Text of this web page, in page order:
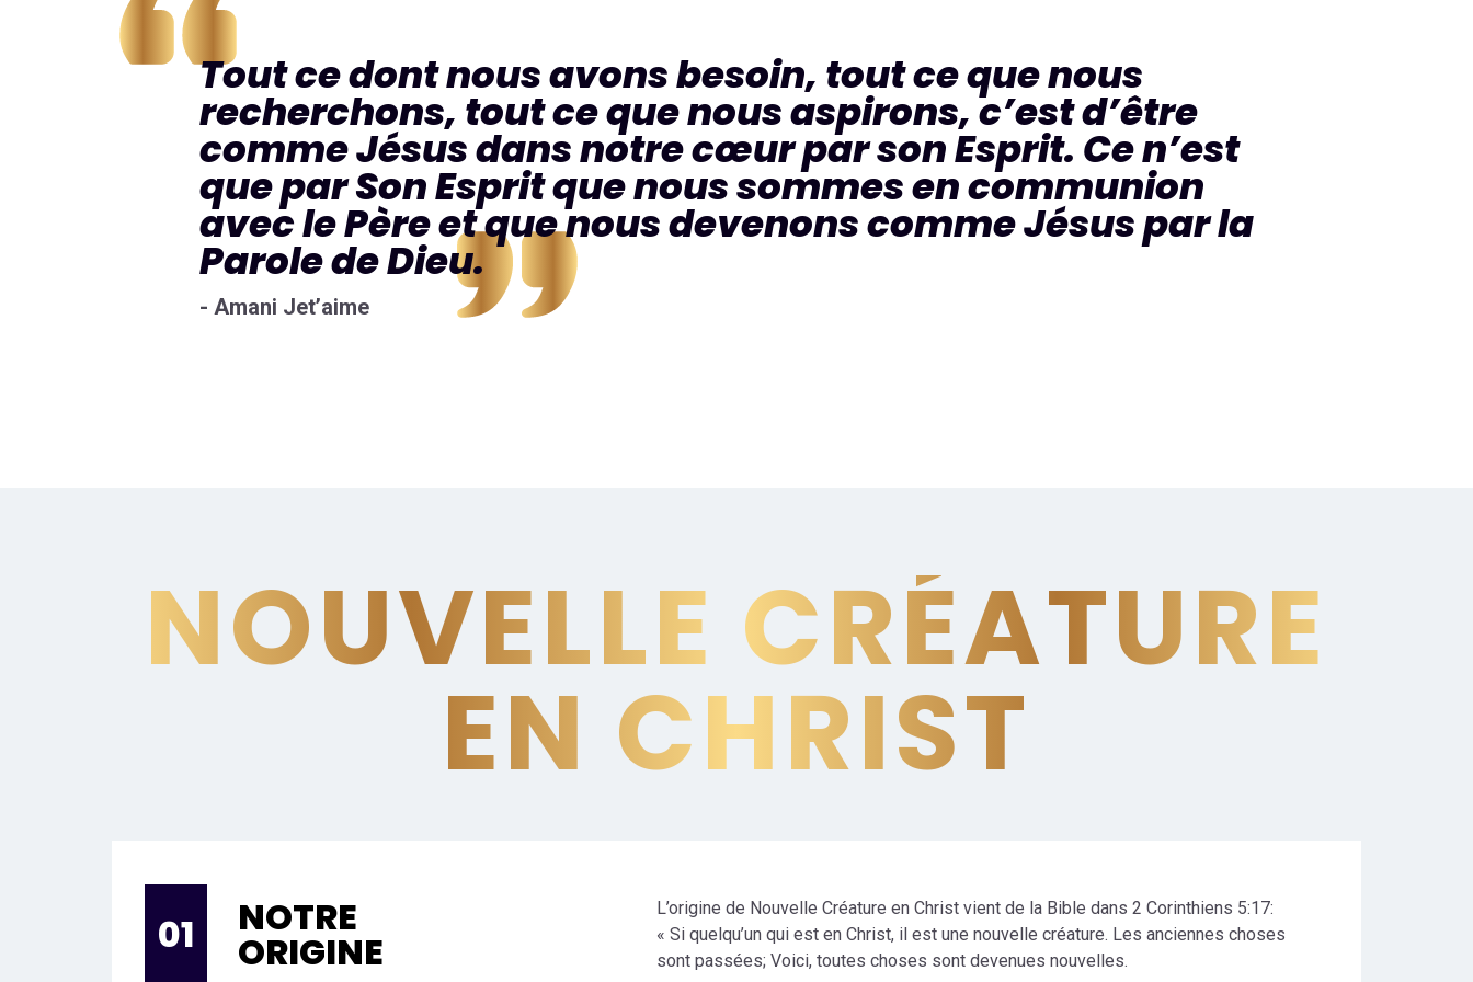
Tout ce dont nous avons besoin, tout ce que nous
recherchons, tout ce que nous aspirons, c’est d’être
comme Jésus dans notre cœur par son Esprit. Ce n’est
que par Son Esprit que nous sommes en communion
avec le Père et que nous devenons comme Jésus par la
Parole de Dieu.
- Amani Jet’aime
NOUVELLE CRÉATURE
EN CHRIST
01 NOTRE
ORIGINE
L’origine de Nouvelle Créature en Christ vient de la Bible dans 2 Corinthiens 5:17:
« Si quelqu’un qui est en Christ, il est une nouvelle créature. Les anciennes choses
sont passées; Voici, toutes choses sont devenues nouvelles.